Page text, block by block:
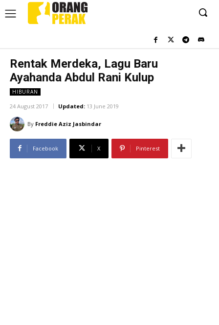
Rentak Merdeka, Lagu Baru
Ayahanda Abdul Rani Kulup
HIBURAN
24 August 2017 Updated: 13 June 2019
By Freddie Aziz Jasbindar
Facebook X Pinterest